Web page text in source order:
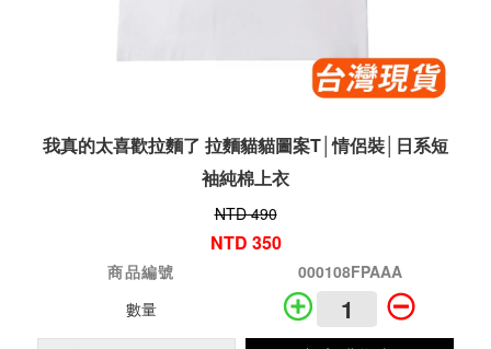
我真的太喜歡拉麵了 拉麵貓貓圖案T│情侶裝│日系短
袖純棉上衣
NTD 490
NTD 350
商品編號
000108FPAAA
數量